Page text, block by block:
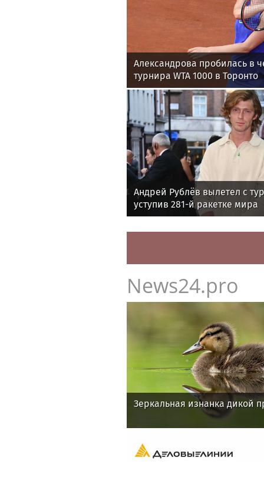
Александрова пробилась в
турнира WTA 1000 в Торонто
Андрей Рублёв вылетел с
уступив 281-й ракетке мира
News24.pro
Зеркальная изнанка дикой